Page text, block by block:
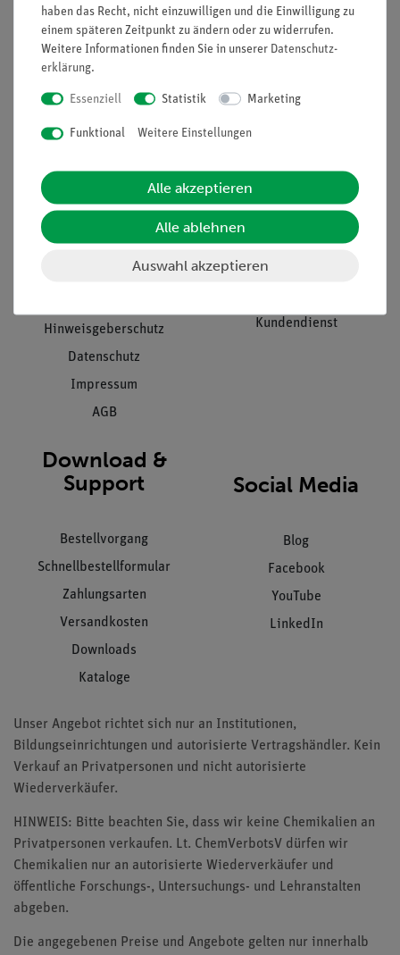
Nach oben
Informationen
Projekte und Lösungen
Presse
Stellenangebote
Hinweisgeberschutz
Datenschutz
Impressum
AGB
Übersicht Service
Beratung & Showroom
Inventarisierungs- &
Einräumservice
Kundendienst
Download &
Support
Bestellvorgang
Schnellbestellformular
Zahlungsarten
Versandkosten
Downloads
Kataloge
Social Media
Blog
Facebook
YouTube
LinkedIn
Unser Angebot richtet sich nur an Institutionen,
Bildungseinrichtungen und autorisierte Vertragshändler. Kein
Verkauf an Privatpersonen und nicht autorisierte
Wiederverkäufer.
HINWEIS: Bitte beachten Sie, dass wir keine Chemikalien an
Privatpersonen verkaufen. Lt. ChemVerbotsV dürfen wir
Chemikalien nur an autorisierte Wiederverkäufer und
öffentliche Forschungs-, Untersuchungs- und Lehranstalten
abgeben.
Die angegebenen Preise und Angebote gelten nur innerhalb
haben das Recht, nicht einzuwilligen und die Einwilligung zu
einem späteren Zeitpunkt zu ändern oder zu widerrufen.
Weitere Informationen finden Sie in unserer Daten­schutz­
erklärung.
Essenziell Statistik Marketing
Funktional Weitere Einstellungen
Alle akzeptieren
Alle ablehnen
Auswahl akzeptieren